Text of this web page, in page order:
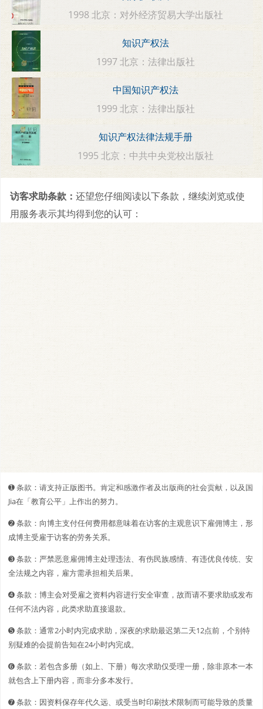
1998 北京：对外经济贸易大学出版社
知识产权法
1997 北京：法律出版社
中国知识产权法
1999 北京：法律出版社
知识产权法律法规手册
1995 北京：中共中央党校出版社
访客求助条款： 还望您仔细阅读以下条款，继续浏览或使
用服务表示其均得到您的认可：
➊️ 条款：请支持正版图书。肯定和感激作者及出版商的社会贡献，以及国
Jia在「教育公平」上作出的努力。
➋️️ 条款：向博主支付任何费用都意味着在访客的主观意识下雇佣博主，形
成博主受雇于访客的劳务关系。
➌ 条款：严禁恶意雇佣博主处理违法、有伤民族感情、有违优良传统、安
全法规之内容，雇方需承担相关后果。
➍ 条款：博主会对受雇之资料内容进行安全审查，故而请不要求助或发布
任何不法内容，此类求助直接退款。
➎ 条款：通常2小时内完成求助，深夜的求助最迟第二天12点前，个别特
别疑难的会提前告知在24小时内完成。
➏ 条款：若包含多册（如上、下册）每次求助仅受理一册，除非原本一本
就包含上下册内容，而非分多本发行。
➐ 条款：因资料保存年代久远、或受当时印刷技术限制而可能导致的质量